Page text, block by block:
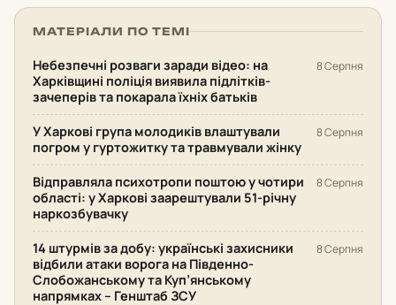
МАТЕРІАЛИ ПО ТЕМІ
Небезпечні розваги заради відео: на
Харківщині поліція виявила підлітків-
зачеперів та покарала їхніх батьків
8 Серпня
У Харкові група молодиків влаштували
погром у гуртожитку та травмували жінку
8 Серпня
Відправляла психотропи поштою у чотири
області: у Харкові заарештували 51-річну
наркозбувачку
8 Серпня
14 штурмів за добу: українські захисники
відбили атаки ворога на Південно-
Слобожанському та Куп’янському
напрямках – Генштаб ЗСУ
8 Серпня